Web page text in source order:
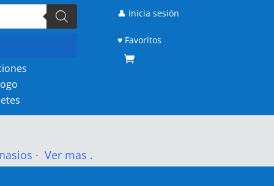
👤 Inicia sesión
♥ Favoritos
· Ver mas .